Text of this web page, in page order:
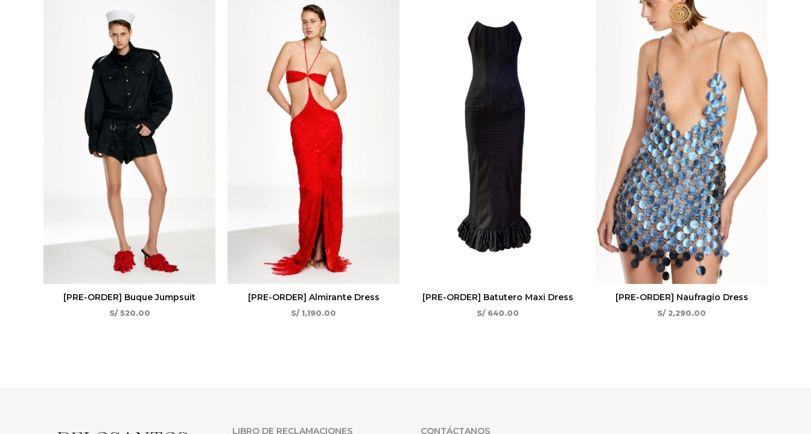
[PRE-ORDER] Buque Jumpsuit
S/520.00
[PRE-ORDER] Almirante Dress
S/1,190.00
[PRE-ORDER] Batutero Maxi Dress
S/640.00
[PRE-ORDER] Naufragio Dress
S/2,290.00
LIBRO DE RECLAMACIONES CONTÁCTANOS